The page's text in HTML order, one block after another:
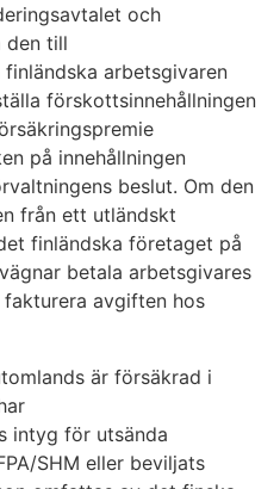
och
den till
arbetsgivaren
förskottsinnehållningen
på innehållningen
beslut. Om den
från ett utländskt
finländska företaget på
betala arbetsgivares
avgiften hos
är försäkrad i
intyg för utsända
SHM eller beviljats